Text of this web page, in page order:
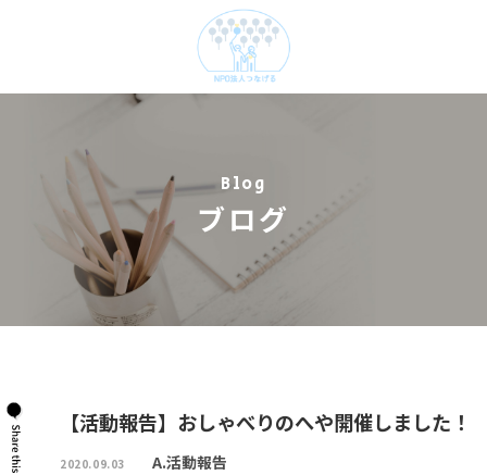
Blog
ブログ
【活動報告】おしゃべりのへや開催しました！
2020.09.03 A.活動報告